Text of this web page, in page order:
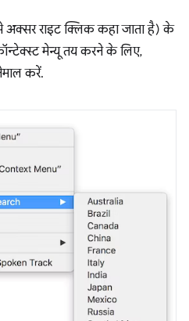
राइट क्लिक कहा जाता है) के
मेन्यू तय करने के लिए,
करें.